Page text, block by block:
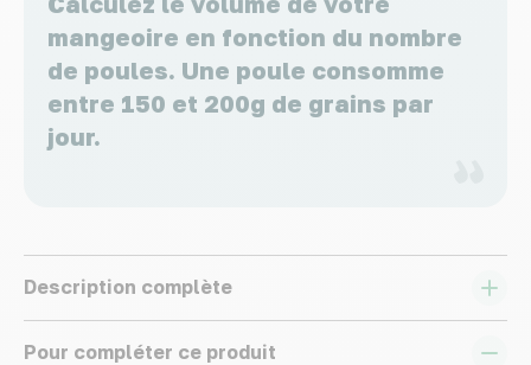
mangeoire en fonction du nombre
de poules. Une poule consomme
entre 150 et 200g de grains par
jour.
Description complète
Pour compléter ce produit